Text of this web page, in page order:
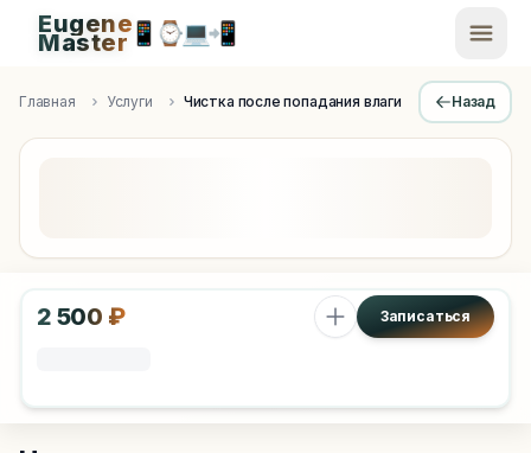
Apple Diagnostics & Engineering Authority in Saint
Eugene
Master📱 ⌚💻📲
Главная Услуги Чистка после попадания влаги Назад
2 500 ₽ Записаться